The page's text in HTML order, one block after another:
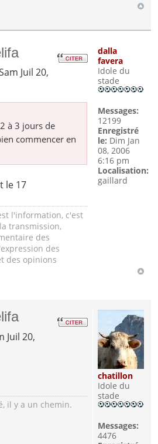
Juil 20,
à 3 jours de
commencer en
le 17
l'information, c'est
transmission,
des
des
des opinions
dalla
favera
Idole du
stade
Messages:
12199
Enregistré
le: Dim Jan
08, 2006
6:16 pm
Localisation:
gaillard
Juil 20,
il y a un chemin.
chatillon
Idole du
stade
Messages:
4476